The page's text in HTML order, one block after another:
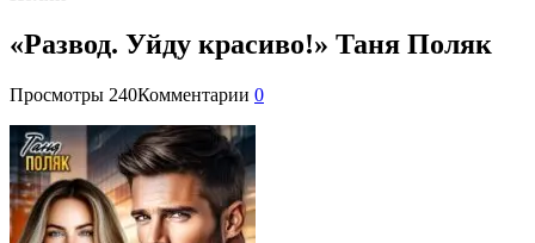
«Развод. Уйду красиво!» Таня Поляк
Просмотры 240Комментарии 0